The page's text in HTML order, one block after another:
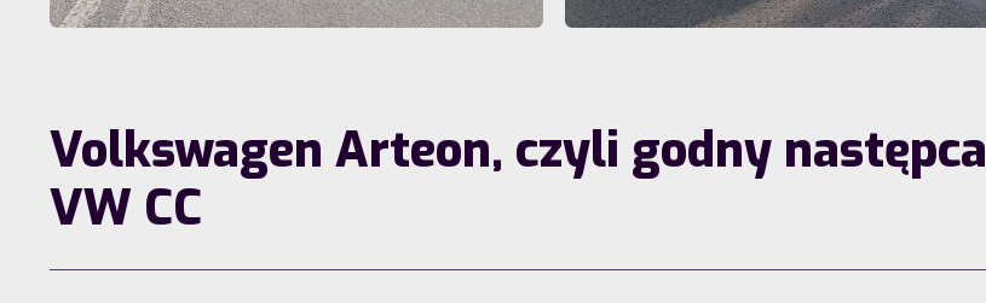
Volkswagen Arteon, czyli godny następca
VW CC